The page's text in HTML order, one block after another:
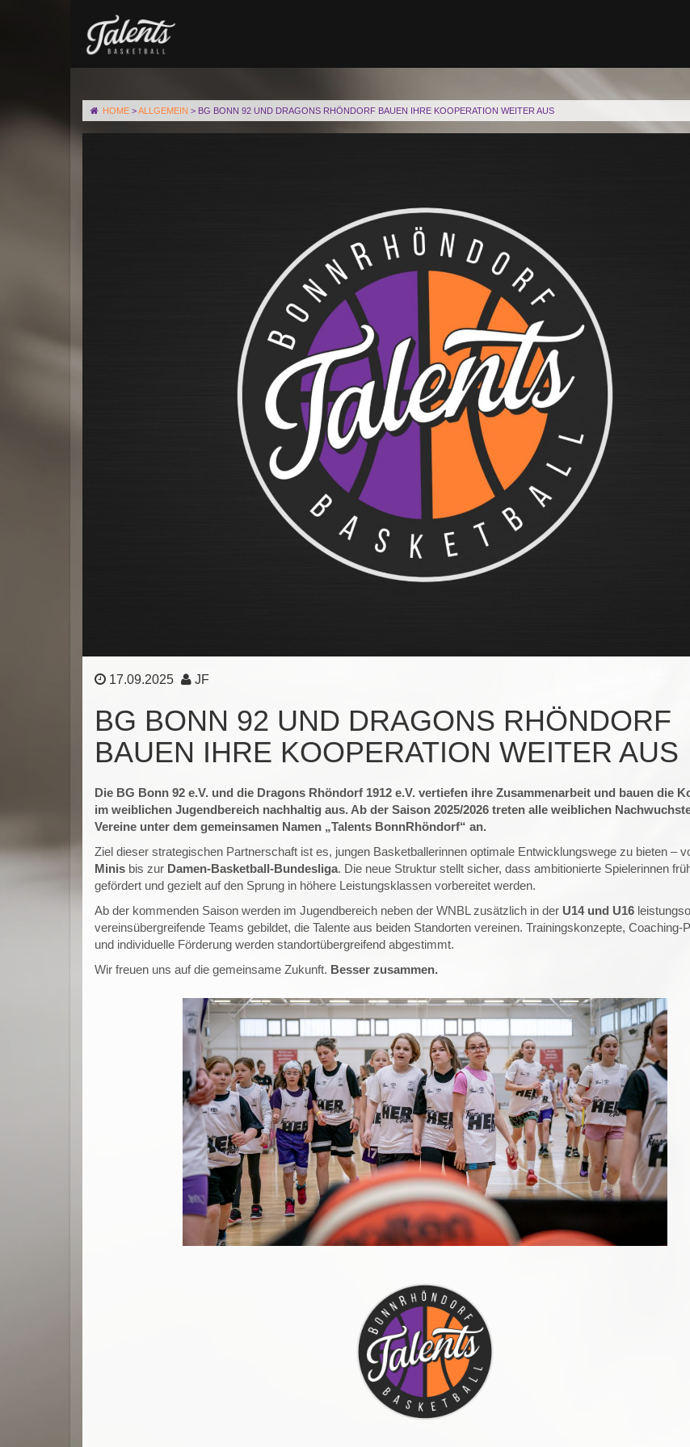
HOME >ALLGEMEIN > BG BONN 92 UND DRAGONS RHÖNDORF BAUEN IHRE KOOPERATION WEITER AUS
17.09.2025 JF
BG BONN 92 UND DRAGONS RHÖNDORF
BAUEN IHRE KOOPERATION WEITER AUS
Die BG Bonn 92 e.V. und die Dragons Rhöndorf 1912 e.V. vertiefen ihre Zusammenarbeit und bauen die
im weiblichen Jugendbereich nachhaltig aus. Ab der Saison 2025/2026 treten alle weiblichen
Vereine unter dem gemeinsamen Namen „Talents BonnRhöndorf“ an.
Ziel dieser strategischen Partnerschaft ist es, jungen Basketballerinnen optimale Entwicklungswege zu bieten –
Minis bis zur Damen-Basketball-Bundesliga. Die neue Struktur stellt sicher, dass ambitionierte Spielerinnen
gefördert und gezielt auf den Sprung in höhere Leistungsklassen vorbereitet werden.
Ab der kommenden Saison werden im Jugendbereich neben der WNBL zusätzlich in der U14 und U16
vereinsübergreifende Teams gebildet, die Talente aus beiden Standorten vereinen. Trainingskonzepte, Coaching-
und individuelle Förderung werden standortübergreifend abgestimmt.
Wir freuen uns auf die gemeinsame Zukunft. Besser zusammen.